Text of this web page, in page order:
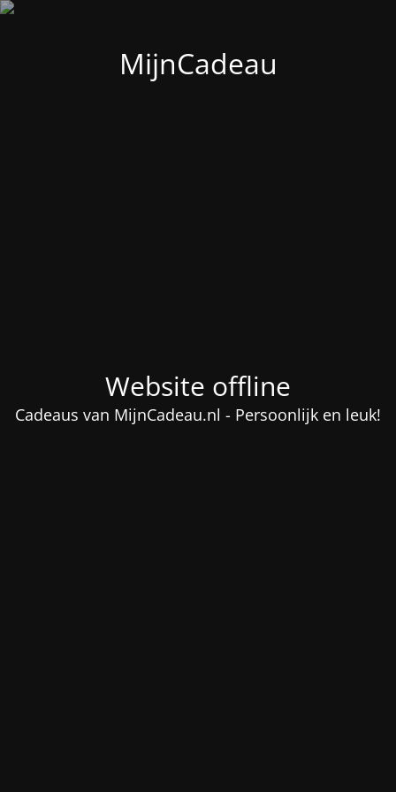
MijnCadeau
Website offline
Cadeaus van MijnCadeau.nl - Persoonlijk en leuk!